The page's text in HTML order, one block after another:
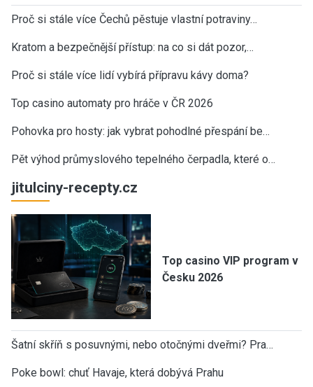
Proč si stále více Čechů pěstuje vlastní potraviny…
Kratom a bezpečnější přístup: na co si dát pozor,…
Proč si stále více lidí vybírá přípravu kávy doma?
Top casino automaty pro hráče v ČR 2026
Pohovka pro hosty: jak vybrat pohodlné přespání be…
Pět výhod průmyslového tepelného čerpadla, které o…
jitulciny-recepty.cz
Top casino VIP program v
Česku 2026
Šatní skříň s posuvnými, nebo otočnými dveřmi? Pra…
Poke bowl: chuť Havaje, která dobývá Prahu